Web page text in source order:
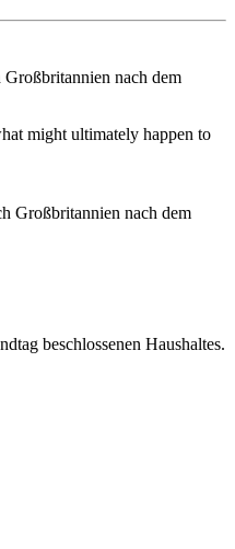
nach dem
might ultimately happen to
Großbritannien nach dem
beschlossenen Haushaltes.